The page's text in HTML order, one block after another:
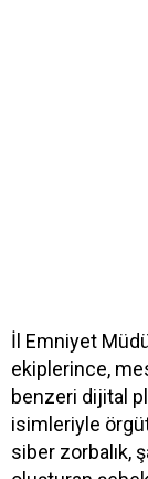
İl Emniyet
ekiplerince,
benzeri dijital
isimleriyle
siber zorbalık,